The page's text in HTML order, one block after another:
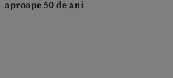
aproape 50 de ani